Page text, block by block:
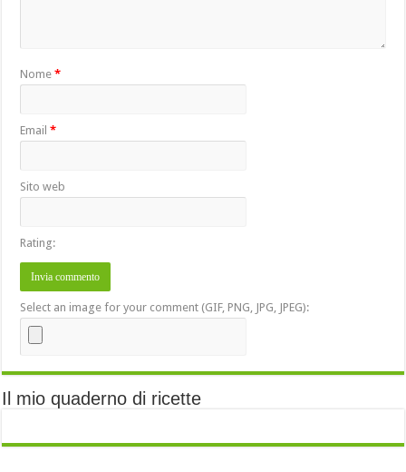
Nome*
Email*
Sito web
Rating:
Select an image for your comment (GIF, PNG, JPG, JPEG):
Il mio quaderno di ricette